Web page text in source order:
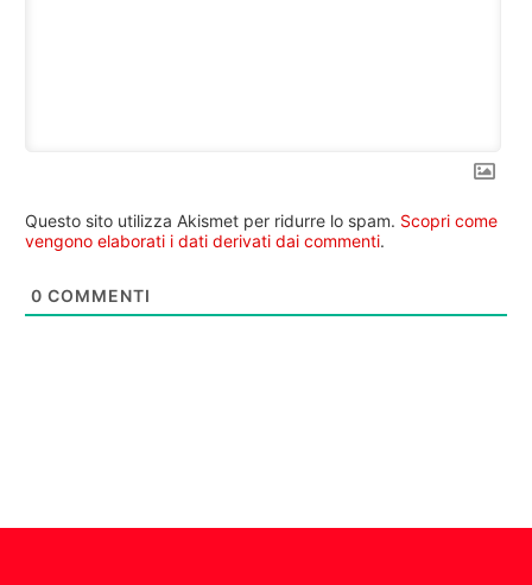
Questo sito utilizza Akismet per ridurre lo spam. Scopri come
vengono elaborati i dati derivati dai commenti.
0 COMMENTI